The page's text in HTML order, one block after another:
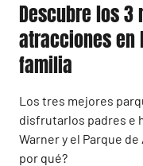
Descubre los 3
atracciones en
familia
Los tres mejores
disfrutarlos padres e
Warner y el Parque
por qué?